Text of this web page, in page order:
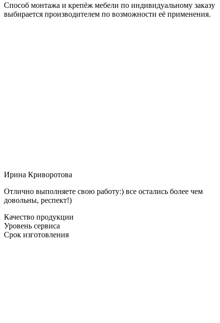
Способ монтажа и крепёж мебели по индивидуальному заказу
выбирается производителем по возможности её применения.
Ирина Криворотова
Отлично выполняете свою работу:) все остались более чем
довольны, респект!)
Качество продукции
Уровень сервиса
Срок изготовления